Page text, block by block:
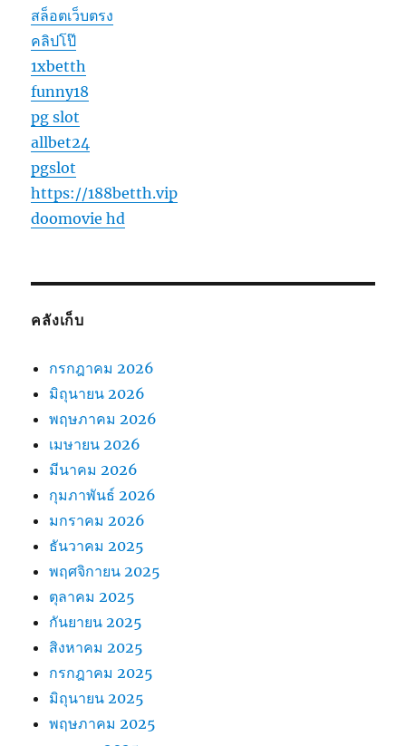
สล็อตเว็บตรง
คลิปโป๊
1xbetth
funny18
pg slot
allbet24
pgslot
https://188betth.vip
doomovie hd
คลังเก็บ
กรกฎาคม 2026
มิถุนายน 2026
พฤษภาคม 2026
เมษายน 2026
มีนาคม 2026
กุมภาพันธ์ 2026
มกราคม 2026
ธันวาคม 2025
พฤศจิกายน 2025
ตุลาคม 2025
กันยายน 2025
สิงหาคม 2025
กรกฎาคม 2025
มิถุนายน 2025
พฤษภาคม 2025